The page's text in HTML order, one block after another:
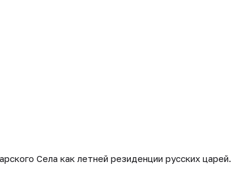
Села как летней резиденции русских царей.